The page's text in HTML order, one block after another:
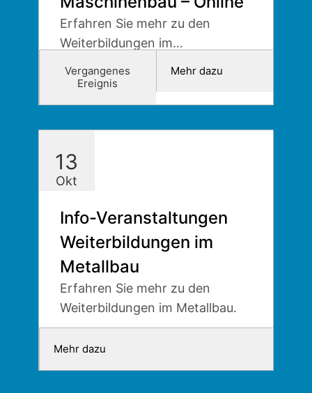
Erfahren Sie mehr zu den
Weiterbildungen im
Vergangenes
Ereignis
Mehr dazu
13
Okt
Info-Veranstaltungen
Weiterbildungen im
Metallbau
Erfahren Sie mehr zu den
Weiterbildungen im Metallbau.
Mehr dazu